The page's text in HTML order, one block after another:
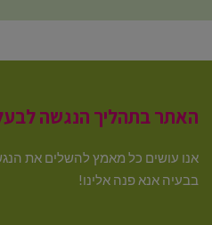
האתר בתהליך הנגשה
אנו עושים כל מאמץ להשלים את
בבעיה אנא פנה אלינו!